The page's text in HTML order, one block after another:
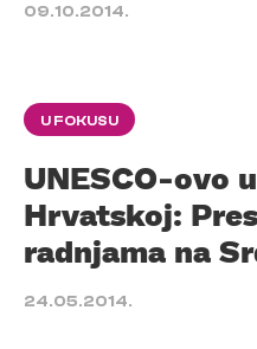
09.10.2014.
U FOKUSU
UNESCO-ovo
Hrvatskoj:
radnjama na
24.05.2014.